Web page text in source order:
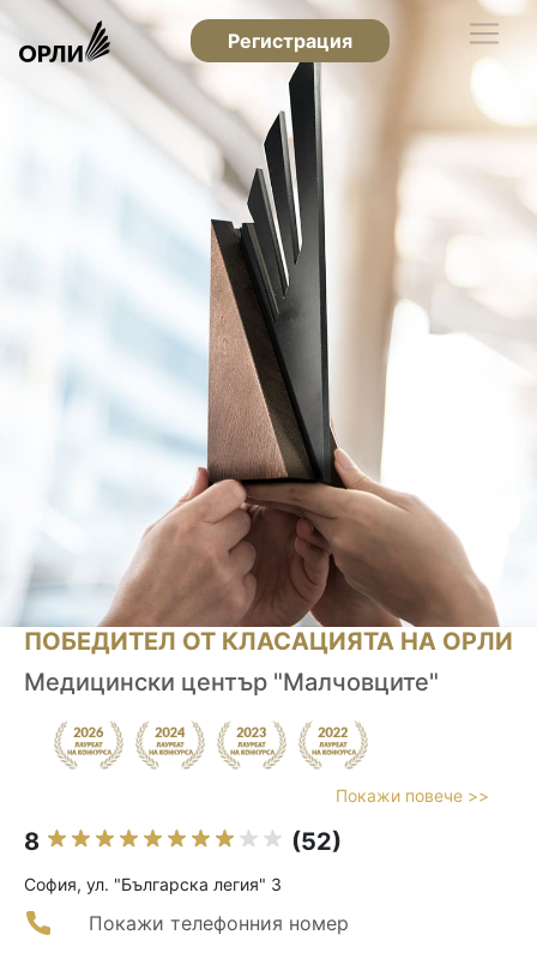
Регистрация
ПОБЕДИТЕЛ ОТ КЛАСАЦИЯТА НА ОРЛИ
Медицински център "Малчовците"
Покажи повече >>
8 (52)
София, ул. "Българска легия" 3
Покажи телефонния номер